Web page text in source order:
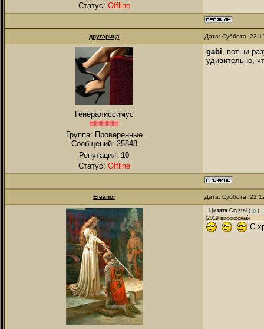
Статус: Offline
другарица Дата: Суббота,
Генералиссимус
Группа: Проверенные
Сообщений: 25848
Репутация: 10
Статус: Offline
gabi, вот ни
удивительно,
Eleanor Дата: Суббота,
Цитата Crystal (
)
2019 високосный
С